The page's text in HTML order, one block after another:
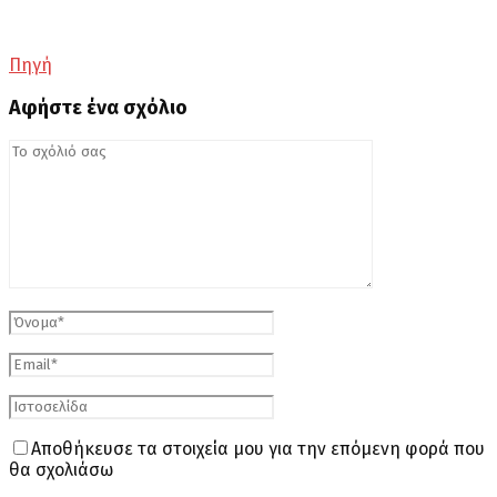
Πηγή
Αφήστε ένα σχόλιο
Αποθήκευσε τα στοιχεία μου για την επόμενη φορά που
θα σχολιάσω